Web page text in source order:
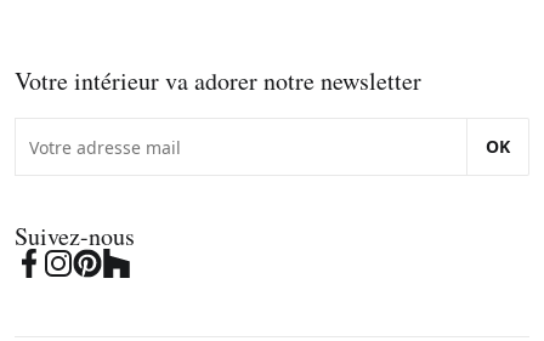
Votre intérieur va adorer notre newsletter
OK
Suivez-nous